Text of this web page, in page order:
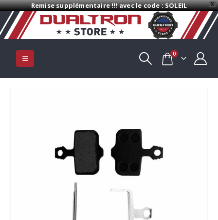
X
Remise supplémentaire !!! avec le code : SOLEIL
0